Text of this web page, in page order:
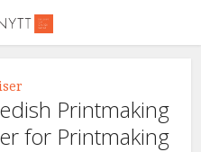
Printmaking
for Printmaking